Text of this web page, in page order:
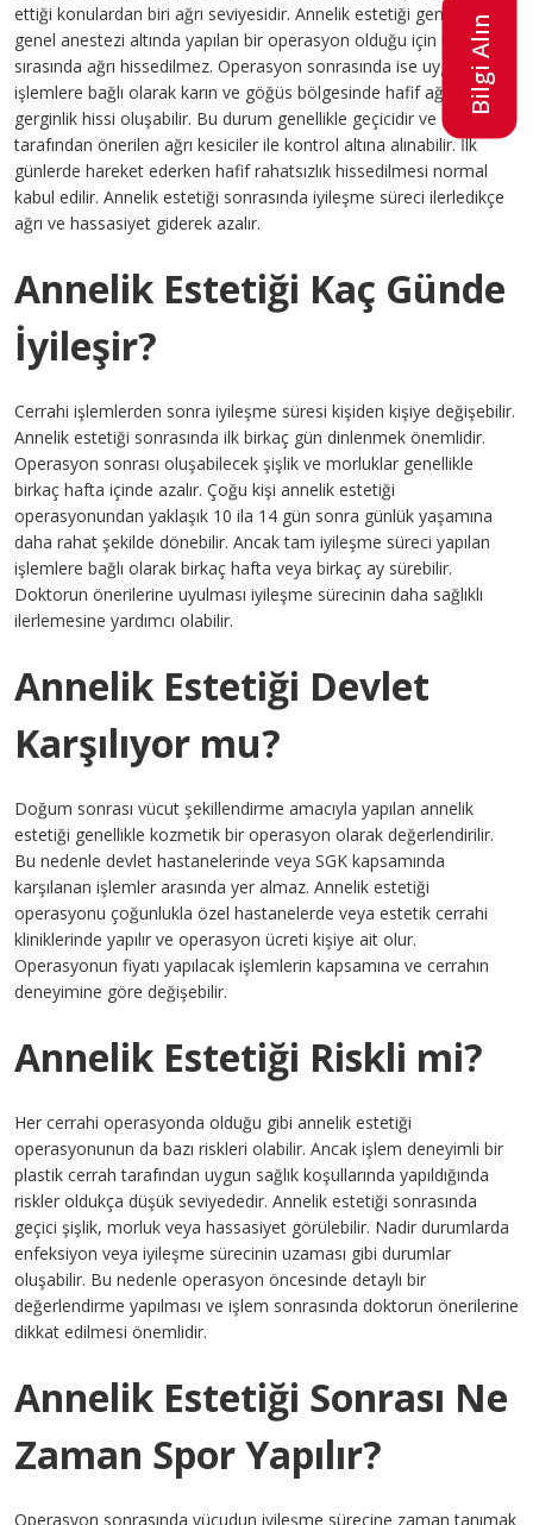
ettiği konulardan biri ağrı seviyesidir. Annelik estetiği genellikle
genel anestezi altında yapılan bir operasyon olduğu için işlem
sırasında ağrı hissedilmez. Operasyon sonrasında ise uygulanan
işlemlere bağlı olarak karın ve göğüs bölgesinde hafif ağrı veya
gerginlik hissi oluşabilir. Bu durum genellikle geçicidir ve doktor
tarafından önerilen ağrı kesiciler ile kontrol altına alınabilir. İlk
günlerde hareket ederken hafif rahatsızlık hissedilmesi normal
kabul edilir. Annelik estetiği sonrasında iyileşme süreci ilerledikçe
ağrı ve hassasiyet giderek azalır.
Annelik Estetiği Kaç Günde
İyileşir?
Cerrahi işlemlerden sonra iyileşme süresi kişiden kişiye değişebilir.
Annelik estetiği sonrasında ilk birkaç gün dinlenmek önemlidir.
Operasyon sonrası oluşabilecek şişlik ve morluklar genellikle
birkaç hafta içinde azalır. Çoğu kişi annelik estetiği
operasyonundan yaklaşık 10 ila 14 gün sonra günlük yaşamına
daha rahat şekilde dönebilir. Ancak tam iyileşme süreci yapılan
işlemlere bağlı olarak birkaç hafta veya birkaç ay sürebilir.
Doktorun önerilerine uyulması iyileşme sürecinin daha sağlıklı
ilerlemesine yardımcı olabilir.
Annelik Estetiği Devlet
Karşılıyor mu?
Doğum sonrası vücut şekillendirme amacıyla yapılan annelik
estetiği genellikle kozmetik bir operasyon olarak değerlendirilir.
Bu nedenle devlet hastanelerinde veya SGK kapsamında
karşılanan işlemler arasında yer almaz. Annelik estetiği
operasyonu çoğunlukla özel hastanelerde veya estetik cerrahi
kliniklerinde yapılır ve operasyon ücreti kişiye ait olur.
Operasyonun fiyatı yapılacak işlemlerin kapsamına ve cerrahın
deneyimine göre değişebilir.
Annelik Estetiği Riskli mi?
Her cerrahi operasyonda olduğu gibi annelik estetiği
operasyonunun da bazı riskleri olabilir. Ancak işlem deneyimli bir
plastik cerrah tarafından uygun sağlık koşullarında yapıldığında
riskler oldukça düşük seviyededir. Annelik estetiği sonrasında
geçici şişlik, morluk veya hassasiyet görülebilir. Nadir durumlarda
enfeksiyon veya iyileşme sürecinin uzaması gibi durumlar
oluşabilir. Bu nedenle operasyon öncesinde detaylı bir
değerlendirme yapılması ve işlem sonrasında doktorun önerilerine
dikkat edilmesi önemlidir.
Annelik Estetiği Sonrası Ne
Zaman Spor Yapılır?
Operasyon sonrasında vücudun iyileşme sürecine zaman tanımak
Bilgi Alın